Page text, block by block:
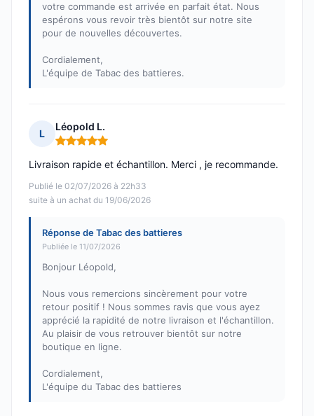
votre commande est arrivée en parfait état. Nous
espérons vous revoir très bientôt sur notre site
pour de nouvelles découvertes.
Cordialement,
L'équipe de Tabac des battieres.
L
Léopold L.
Note : 5 sur 5
Publié le 02/07/2026 à 22h33
suite à un achat du 19/06/2026
Livraison rapide et échantillon. Merci , je recommande.
Réponse de Tabac des battieres
Publiée le 11/07/2026
Bonjour Léopold,
Nous vous remercions sincèrement pour votre
retour positif ! Nous sommes ravis que vous ayez
apprécié la rapidité de notre livraison et l'échantillon.
Au plaisir de vous retrouver bientôt sur notre
boutique en ligne.
Cordialement,
L'équipe du Tabac des battieres